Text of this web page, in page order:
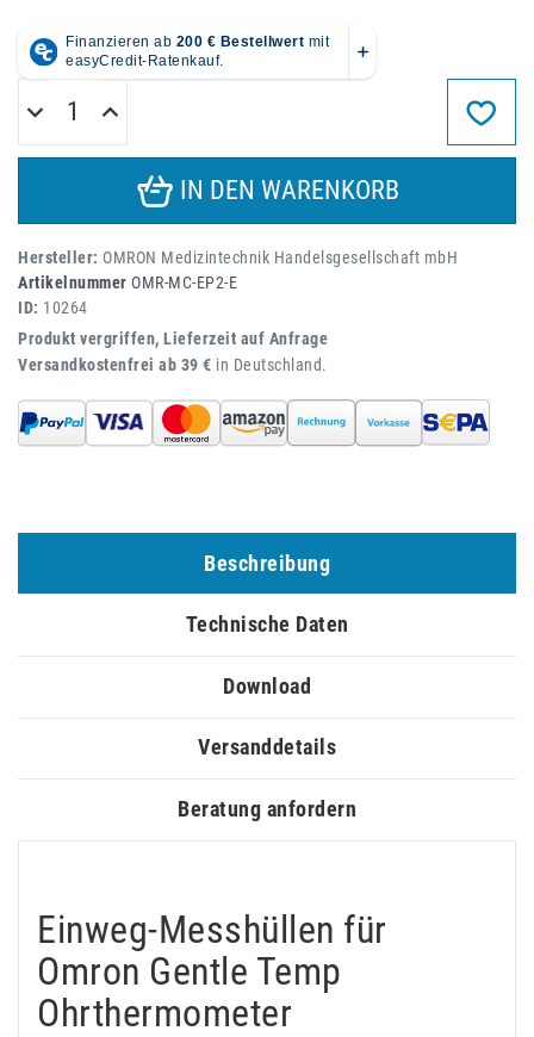
IN DEN WARENKORB
Hersteller: OMRON Medizintechnik Handelsgesellschaft mbH
Artikelnummer OMR-MC-EP2-E
ID: 10264
Produkt vergriffen, Lieferzeit auf Anfrage
Versandkostenfrei ab 39 € in Deutschland.
Beschreibung
Technische Daten
Download
Versanddetails
Beratung anfordern
Einweg-Messhüllen für
Omron Gentle Temp
Ohrthermometer